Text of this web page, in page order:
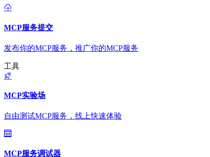
MCP服务提交
发布你的MCP服务，推广你的MCP服务
工具
MCP实验场
自由测试MCP服务，线上快速体验
MCP服务调试器